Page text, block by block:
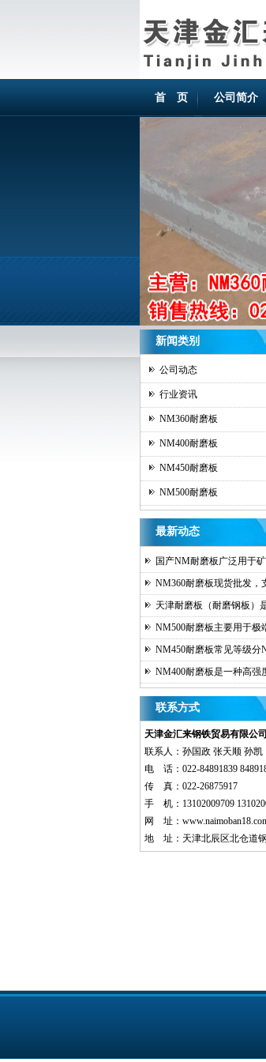
首 页 公司简介
新闻类别
公司动态
行业资讯
NM360耐磨板
NM400耐磨板
NM450耐磨板
NM500耐磨板
最新动态
国产NM耐磨板广泛用于
NM360耐磨板现货批发，
天津耐磨板（耐磨钢板）
NM500耐磨板主要用于极
NM450耐磨板常见等级分
NM400耐磨板是一种高强
联系方式
天津金汇来钢铁贸易有限公司
联系人：孙国政 张天顺 孙凯
电 话：022-84891839
传 真：022-26875917
手 机：13102009709
网 址：
地 址：天津北辰区北仓道